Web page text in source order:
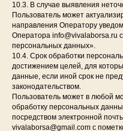
10.3. В случае выявления
Пользователь может
направления Оператору
Оператора info@vivalaborsa.ru
персональных данных».
10.4. Срок обработки
достижением целей, для
данные, если иной срок не
законодательством.
Пользователь может в любой
обработку персональных
посредством электронной
vivalaborsa@gmail.com с
разработка под ключ